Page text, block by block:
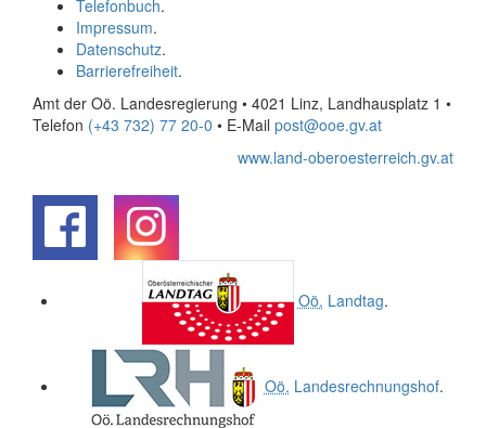
Telefonbuch.
Impressum.
Datenschutz.
Barrierefreiheit.
Amt der Oö. Landesregierung • 4021 Linz, Landhausplatz 1 •
Telefon (+43 732) 77 20-0 • E-Mail post@ooe.gv.at
www.land-oberoesterreich.gv.at
Oö. Landtag.
Oö. Landesrechnungshof.